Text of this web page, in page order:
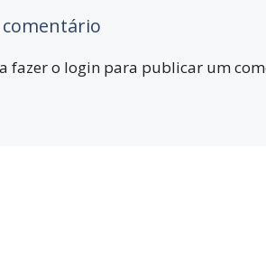
comentário
fazer o login para publicar um